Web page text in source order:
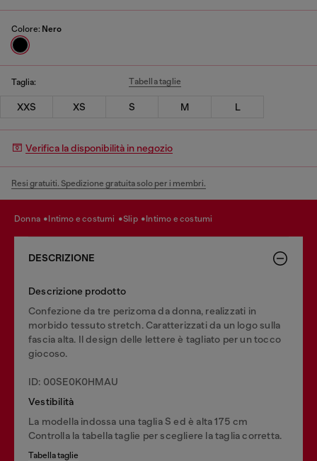
Colore: Nero
Taglia: Tabella taglie
XXS XS S M L
Verifica la disponibilità in negozio
Resi gratuiti. Spedizione gratuita solo per i membri.
donna intimo e costumi slip intimo e costumi
DESCRIZIONE
Descrizione prodotto
Confezione da tre perizoma da donna, realizzati in
morbido tessuto stretch. Caratterizzati da un logo sulla
fascia alta. Il design delle lettere è tagliato per un tocco
giocoso.
ID: 00SE0K0HMAU
Vestibilità
La modella indossa una taglia S ed è alta 175 cm
Controlla la tabella taglie per scegliere la taglia corretta.
Tabella taglie